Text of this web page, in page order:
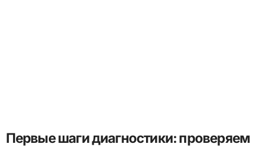
Первые шаги диагностики: проверяем